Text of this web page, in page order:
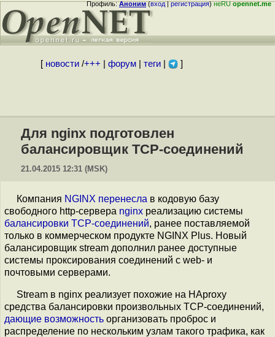
Профиль:Аноним(вход|регистрация)неRUopennet.me
[ новости/+++ форум| теги| ]
Для nginx подготовлен
балансировщик TCP-соединений
21.04.2015 12:31 (MSK)
Компания NGINX перенесла в кодовую базу
свободного http-сервера nginx реализацию системы
балансировки TCP-соединений, ранее поставляемой
только в коммерческом продукте NGINX Plus. Новый
балансировщик stream дополнил ранее доступные
системы проксирования соединений с web- и
почтовыми серверами.
Stream в nginx реализует похожие на HAproxy
средства балансировки произвольных TCP-соединений,
дающие возможность организовать проброс и
распределение по нескольким узлам такого трафика, как